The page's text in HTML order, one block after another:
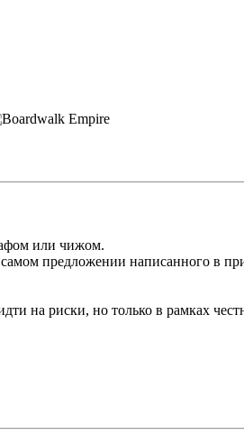
или чижом.
предложении написанного в
на риски, но только в рамках